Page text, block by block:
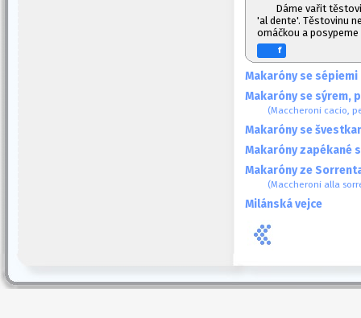
Dáme vařit
'al dente'. Těstovinu
omáčkou a
f
Makaróny se sépiemi
Makaróny se sýrem,
(Maccheroni cacio,
Makaróny se
Makaróny zapékané
Makaróny ze
(Maccheroni alla
Milánská vejce